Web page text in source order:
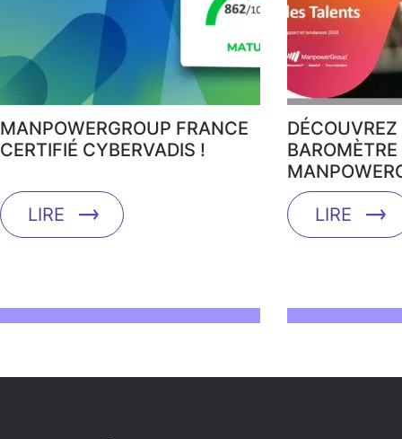
MANPOWERGROUP FRANCE
CERTIFIÉ CYBERVADIS !
LIRE
DÉCOUVREZ
LIRE